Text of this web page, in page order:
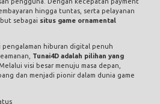
hingga tuntas, serta pelayanan
sebagai situs game ornamental
pengalaman hiburan digital penuh
Tunai4D adalah pilihan yang
Melalui visi besar menuju masa depan,
dan menjadi pionir dalam dunia game